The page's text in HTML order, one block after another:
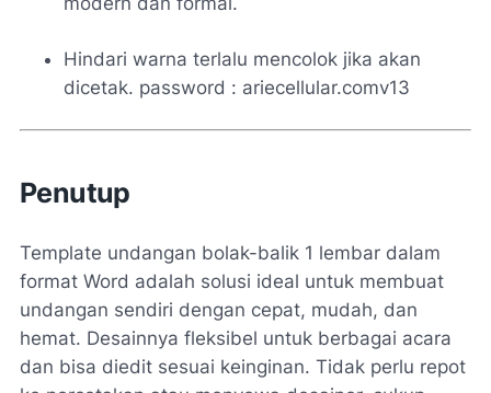
Hindari warna terlalu mencolok jika akan
dicetak. password : ariecellular.comv13
Penutup
Template undangan bolak-balik 1 lembar dalam
format Word adalah solusi ideal untuk membuat
undangan sendiri dengan cepat, mudah, dan
hemat. Desainnya fleksibel untuk berbagai acara
dan bisa diedit sesuai keinginan. Tidak perlu repot